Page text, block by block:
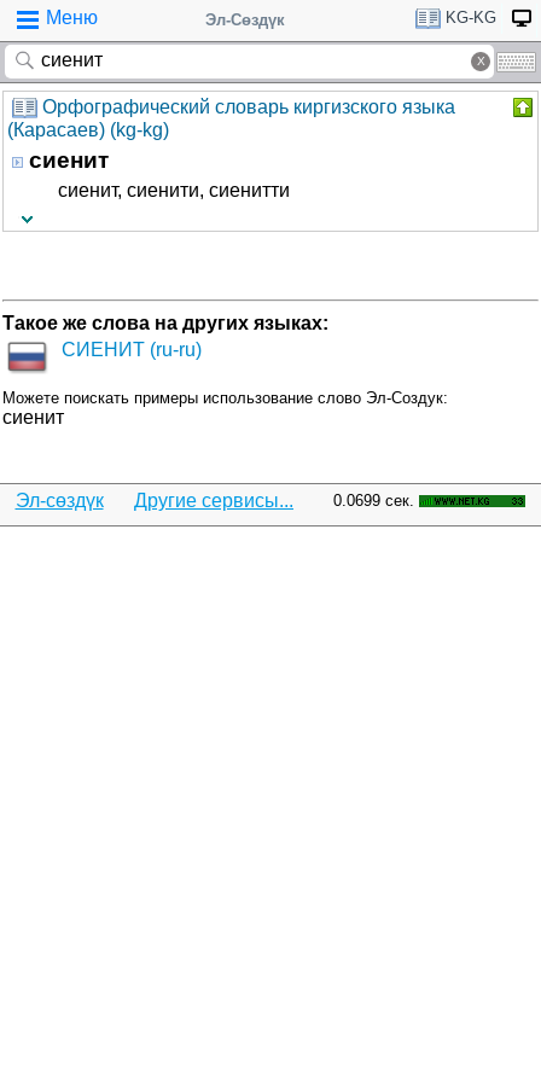
Меню Эл-Сөздүк KG-KG
Орфографический словарь киргизского языка
(Карасаев) (kg-kg)
сиенит
сиенит, сиенити, сиенитти
Такое же слова на других языках:
СИЕНИТ (ru-ru)
Можете поискать примеры использование слово Эл-Создук:
сиенит
Эл-сөздүк Другие сервисы... 0.0699 сек.